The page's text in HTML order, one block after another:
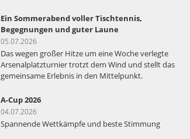
Ein Sommerabend voller Tischtennis,
Begegnungen und guter Laune
05.07.2026
Das wegen großer Hitze um eine Woche verlegte
Arsenalplatzturnier trotzt dem Wind und stellt das
gemeinsame Erlebnis in den Mittelpunkt.
A-Cup 2026
04.07.2026
Spannende Wettkämpfe und beste Stimmung